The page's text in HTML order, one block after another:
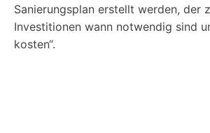
Sanierungsplan erstellt werden, der
Investitionen wann notwendig sind
kosten“.